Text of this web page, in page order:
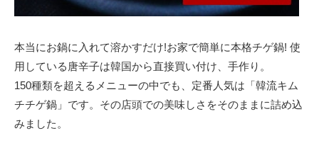
本当にお鍋に入れて溶かすだけ!お家で簡単に本格チゲ鍋! 使
用している唐辛子は韓国から直接買い付け、手作り。
150種類を超えるメニューの中でも、定番人気は「韓流キム
チチゲ鍋」です。その店頭での美味しさをそのままに詰め込
みました。